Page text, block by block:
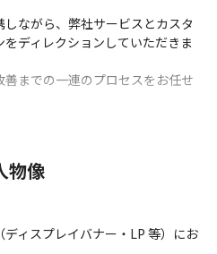
ながら、弊社サービスとカスタ
ディレクションしていただきま
までの一連のプロセスをお任せ
leve
xiang-ke
物像
ィスプレイバナー・LP 等）にお